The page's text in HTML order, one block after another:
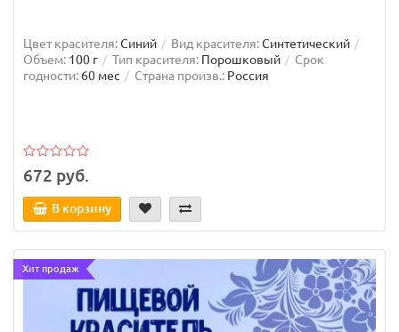
Цвет красителя:Синий Вид красителя:Синтетический
Объем: 100 г Тип красителя: Порошковый
Срок
годности: 60 мес Страна произв.: Россия
672 руб.
В корзину
Хит продаж